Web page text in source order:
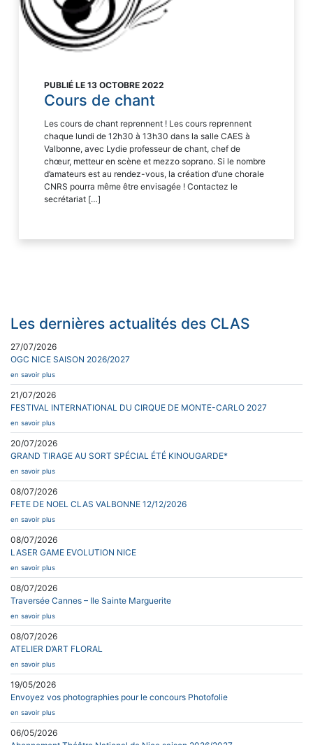
PUBLIÉ LE 13 OCTOBRE 2022
Cours de chant
Les cours de chant reprennent ! ​Les cours reprennent
chaque lundi de 12h30 à 13h30 dans la salle CAES à
Valbonne, avec Lydie professeur de chant, chef de
chœur, metteur en scène et mezzo soprano. Si le nombre
d’amateurs est au rendez-vous, la création d’une chorale
CNRS pourra même être envisagée ! Contactez le
secrétariat […]
Les dernières actualités des CLAS
27/07/2026
OGC NICE SAISON 2026/2027
en savoir plus
21/07/2026
FESTIVAL INTERNATIONAL DU CIRQUE DE MONTE-CARLO 2027
en savoir plus
20/07/2026
GRAND TIRAGE AU SORT SPÉCIAL ÉTÉ KINOUGARDE*
en savoir plus
08/07/2026
FETE DE NOEL CLAS VALBONNE 12/12/2026
en savoir plus
08/07/2026
LASER GAME EVOLUTION NICE
en savoir plus
08/07/2026
Traversée Cannes – Ile Sainte Marguerite
en savoir plus
08/07/2026
ATELIER D’ART FLORAL
en savoir plus
19/05/2026
Envoyez vos photographies pour le concours Photofolie
en savoir plus
06/05/2026